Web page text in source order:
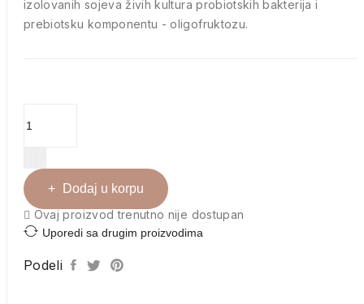
izolovanih sojeva živih kultura probiotskih bakterija i
prebiotsku komponentu - oligofruktozu.
Dodaj u korpu
 Ovaj proizvod trenutno nije dostupan
Uporedi sa drugim proizvodima
Podeli